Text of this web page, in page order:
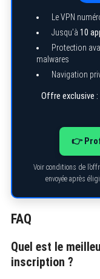
Le VPN
Jusqu’à 10
Protection
malwares
Navigation
Offre exclusive :
👉
Voir conditions de
envoyée après
FAQ
Quel est le
inscription ?